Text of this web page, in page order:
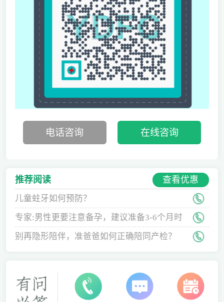
电话咨询 在线咨询
推荐阅读 查看优惠
儿童蛀牙如何预防？
专家:男性更要注意备孕，建议准备3-6个月时
间
别再隐形陪伴，准爸爸如何正确陪同产检？